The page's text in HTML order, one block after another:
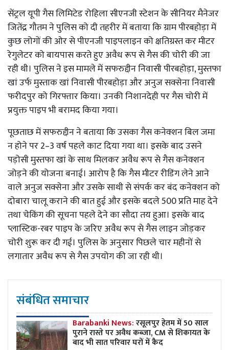
सेंट्रल यूपी गैस लिमिटेड रोहिला सीएनजी स्टेशन के सीनियर मैनेजर
जितेंद्र गौतम ने पुलिस को दी तहरीर में बताया कि ग्राम पीरबहोड़ा में
कुछ लोगों की ओर से पीएनजी पाइपलाइन को क्षतिग्रस्त कर मीटर
रेगुलेटर को बायपास करते हुए अवैध रूप से गैस की चोरी की जा
रही थी। पुलिस ने इस मामले में सफरुद्दीन निवासी पीरबहोड़ा, मुस्तफा
खां उर्फ मुस्ताक खां निवासी पीरबहोड़ा और अनुज सक्सेना निवासी
फरीदपुर को गिरफ्तार किया। उनकी निशानदेही पर गैस चोरी में
प्रयुक्त पाइप भी बरामद किया गया।
पूछताछ में सफरुद्दीन ने बताया कि उसका गैस कनेक्शन बिल जमा
न होने पर 2–3 वर्ष पहले काट दिया गया था। इसके बाद उसने
पड़ोसी मुस्तफा खां के साथ मिलकर अवैध रूप से गैस कनेक्शन
जोड़ने की योजना बनाई। आरोप है कि गैस मीटर रीडिंग लेने आने
वाले अनुज सक्सेना और उसके साथी से संपर्क कर बंद कनेक्शन को
दोबारा चालू कराने की बात हुई और इसके बदले 500 प्रति माह देने
तथा चेकिंग की सूचना पहले देने का सौदा तय हुआ। इसके बाद
प्लास्टिक-रबर पाइप के जरिए अवैध रूप से गैस लाइन जोड़कर
चोरी शुरू कर दी गई। पुलिस के अनुसार पिछले चार महीनों से
लगातार अवैध रूप से गैस उपयोग की जा रही थी।
संबंधित समाचार
Barabanki News:रसूलपुर हेतम में 50 साल
पुराने रास्ते पर अवैध कब्ज़ा, CM से शिकायत के
बाद भी सात परिवार घरों में कैद